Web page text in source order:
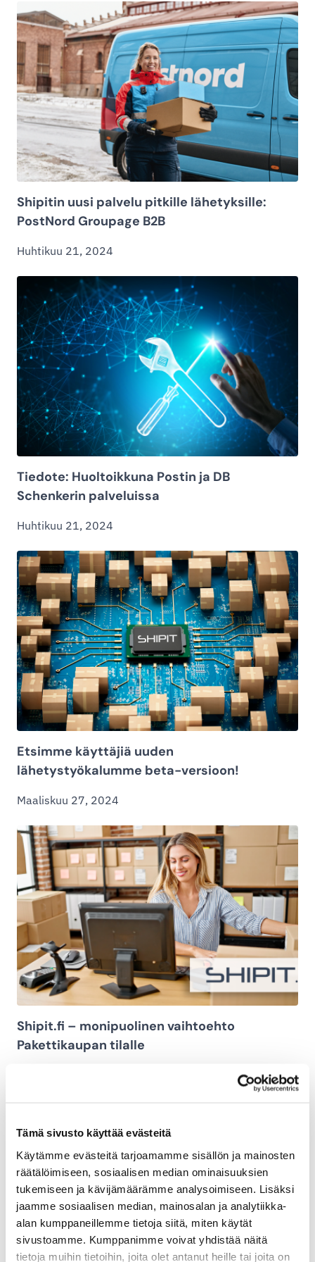
Tämä sivusto käyttää evästeitä
Käytämme evästeitä tarjoamamme sisällön ja mainosten
räätälöimiseen, sosiaalisen median ominaisuuksien
tukemiseen ja kävijämäärämme analysoimiseen. Lisäksi
jaamme sosiaalisen median, mainosalan ja analytiikka-
alan kumppaneillemme tietoja siitä, miten käytät
sivustoamme. Kumppanimme voivat yhdistää näitä
tietoja muihin tietoihin, joita olet antanut heille tai joita on
Shipitin uusi palvelu pitkille lähetyksille:
PostNord Groupage B2B
Huhtikuu 21, 2024
Tiedote: Huoltoikkuna Postin ja DB
Schenkerin palveluissa
Huhtikuu 21, 2024
Etsimme käyttäjiä uuden
lähetystyökalumme beta-versioon!
Maaliskuu 27, 2024
Shipit.fi – monipuolinen vaihtoehto
Pakettikaupan tilalle